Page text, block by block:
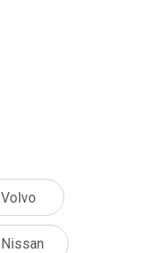
Volvo
Nissan